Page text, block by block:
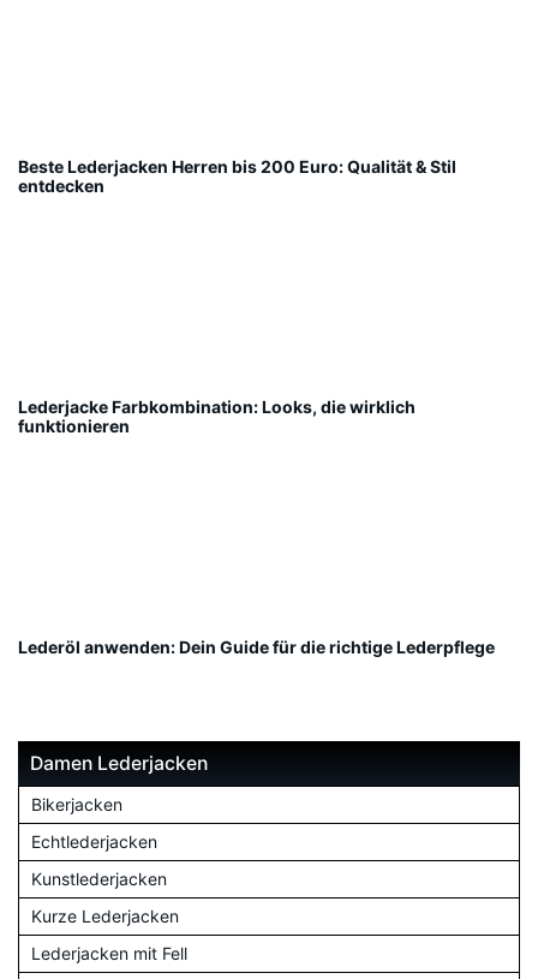
Beste Lederjacken Herren bis 200 Euro: Qualität & Stil
entdecken
Lederjacke Farbkombination: Looks, die wirklich
funktionieren
Lederöl anwenden: Dein Guide für die richtige Lederpflege
Damen Lederjacken
Bikerjacken
Echtlederjacken
Kunstlederjacken
Kurze Lederjacken
Lederjacken mit Fell